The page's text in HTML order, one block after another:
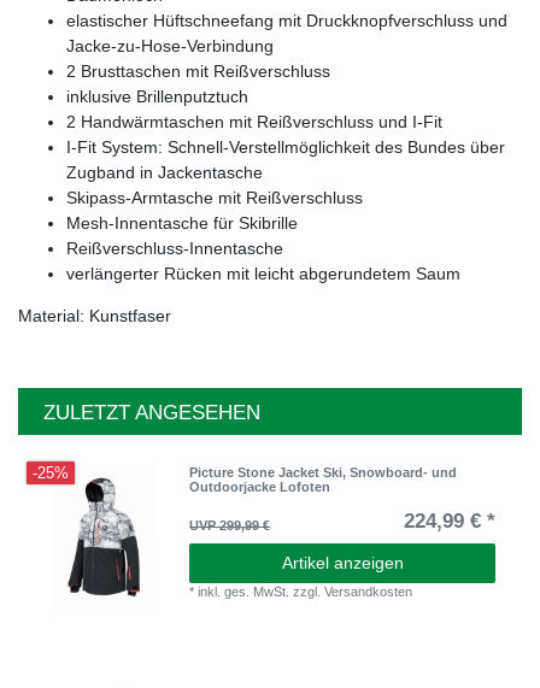
elastischer Hüftschneefang mit Druckknopfverschluss und
Jacke-zu-Hose-Verbindung
2 Brusttaschen mit Reißverschluss
inklusive Brillenputztuch
2 Handwärmtaschen mit Reißverschluss und I-Fit
I-Fit System: Schnell-Verstellmöglichkeit des Bundes über
Zugband in Jackentasche
Skipass-Armtasche mit Reißverschluss
Mesh-Innentasche für Skibrille
Reißverschluss-Innentasche
verlängerter Rücken mit leicht abgerundetem Saum
Material: Kunstfaser
ZULETZT ANGESEHEN
-25%
Picture Stone Jacket Ski, Snowboard- und
Outdoorjacke Lofoten
UVP 299,99 € 224,99 € *
Artikel anzeigen
*inkl. ges. MwSt. zzgl.Versandkosten